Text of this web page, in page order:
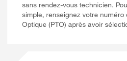
sans rendez-vous technicien.
simple, renseignez votre numéro
Optique (PTO) après avoir